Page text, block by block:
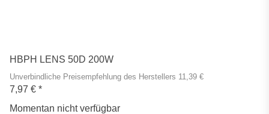
HBPH LENS 50D 200W
Unverbindliche Preisempfehlung des Herstellers 11,39 €
7,97 € *
Momentan nicht verfügbar